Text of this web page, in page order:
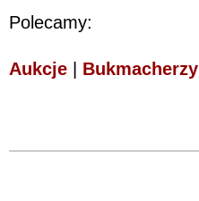
Polecamy:
Aukcje Bukmacherzy